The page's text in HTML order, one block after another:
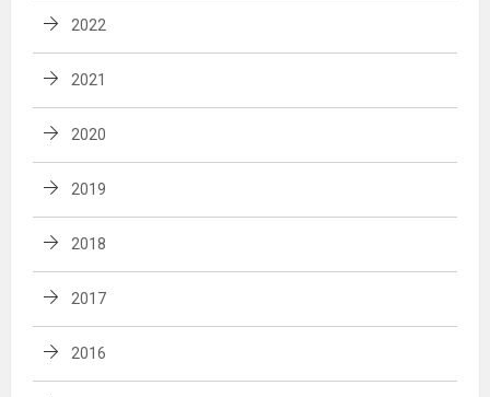
2022
2021
2020
2019
2018
2017
2016